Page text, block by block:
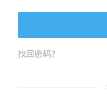
找回密码?